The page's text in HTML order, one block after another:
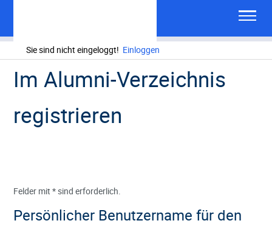
Sie sind nicht eingeloggt! Einloggen
Im Alumni-Verzeichnis
registrieren
Felder mit * sind erforderlich.
Persönlicher Benutzername für den